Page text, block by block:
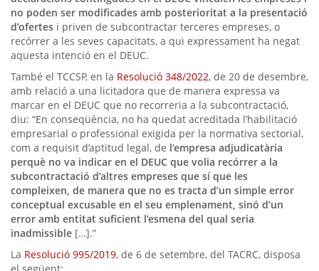
no poden ser modificades amb posterioritat a la presentació
d’ofertes i priven de subcontractar terceres empreses, o
recórrer a les seves capacitats, a qui expressament ha negat
aquesta intenció en el DEUC.
També el TCCSP, en la Resolució 348/2022, de 20 de desembre,
amb relació a una licitadora que de manera expressa va
marcar en el DEUC que no recorreria a la subcontractació,
diu: “En conseqüència, no ha quedat acreditada l’habilitació
empresarial o professional exigida per la normativa sectorial,
com a requisit d’aptitud legal, de l’empresa adjudicatària
perquè no va indicar en el DEUC que volia recórrer a la
subcontractació d’altres empreses que sí que les
compleixen, de manera que no es tracta d’un simple error
conceptual excusable en el seu emplenament, sinó d’un
error amb entitat suficient l’esmena del qual seria
inadmissible […].”
La Resolució 995/2019, de 6 de setembre, del TACRC, disposa